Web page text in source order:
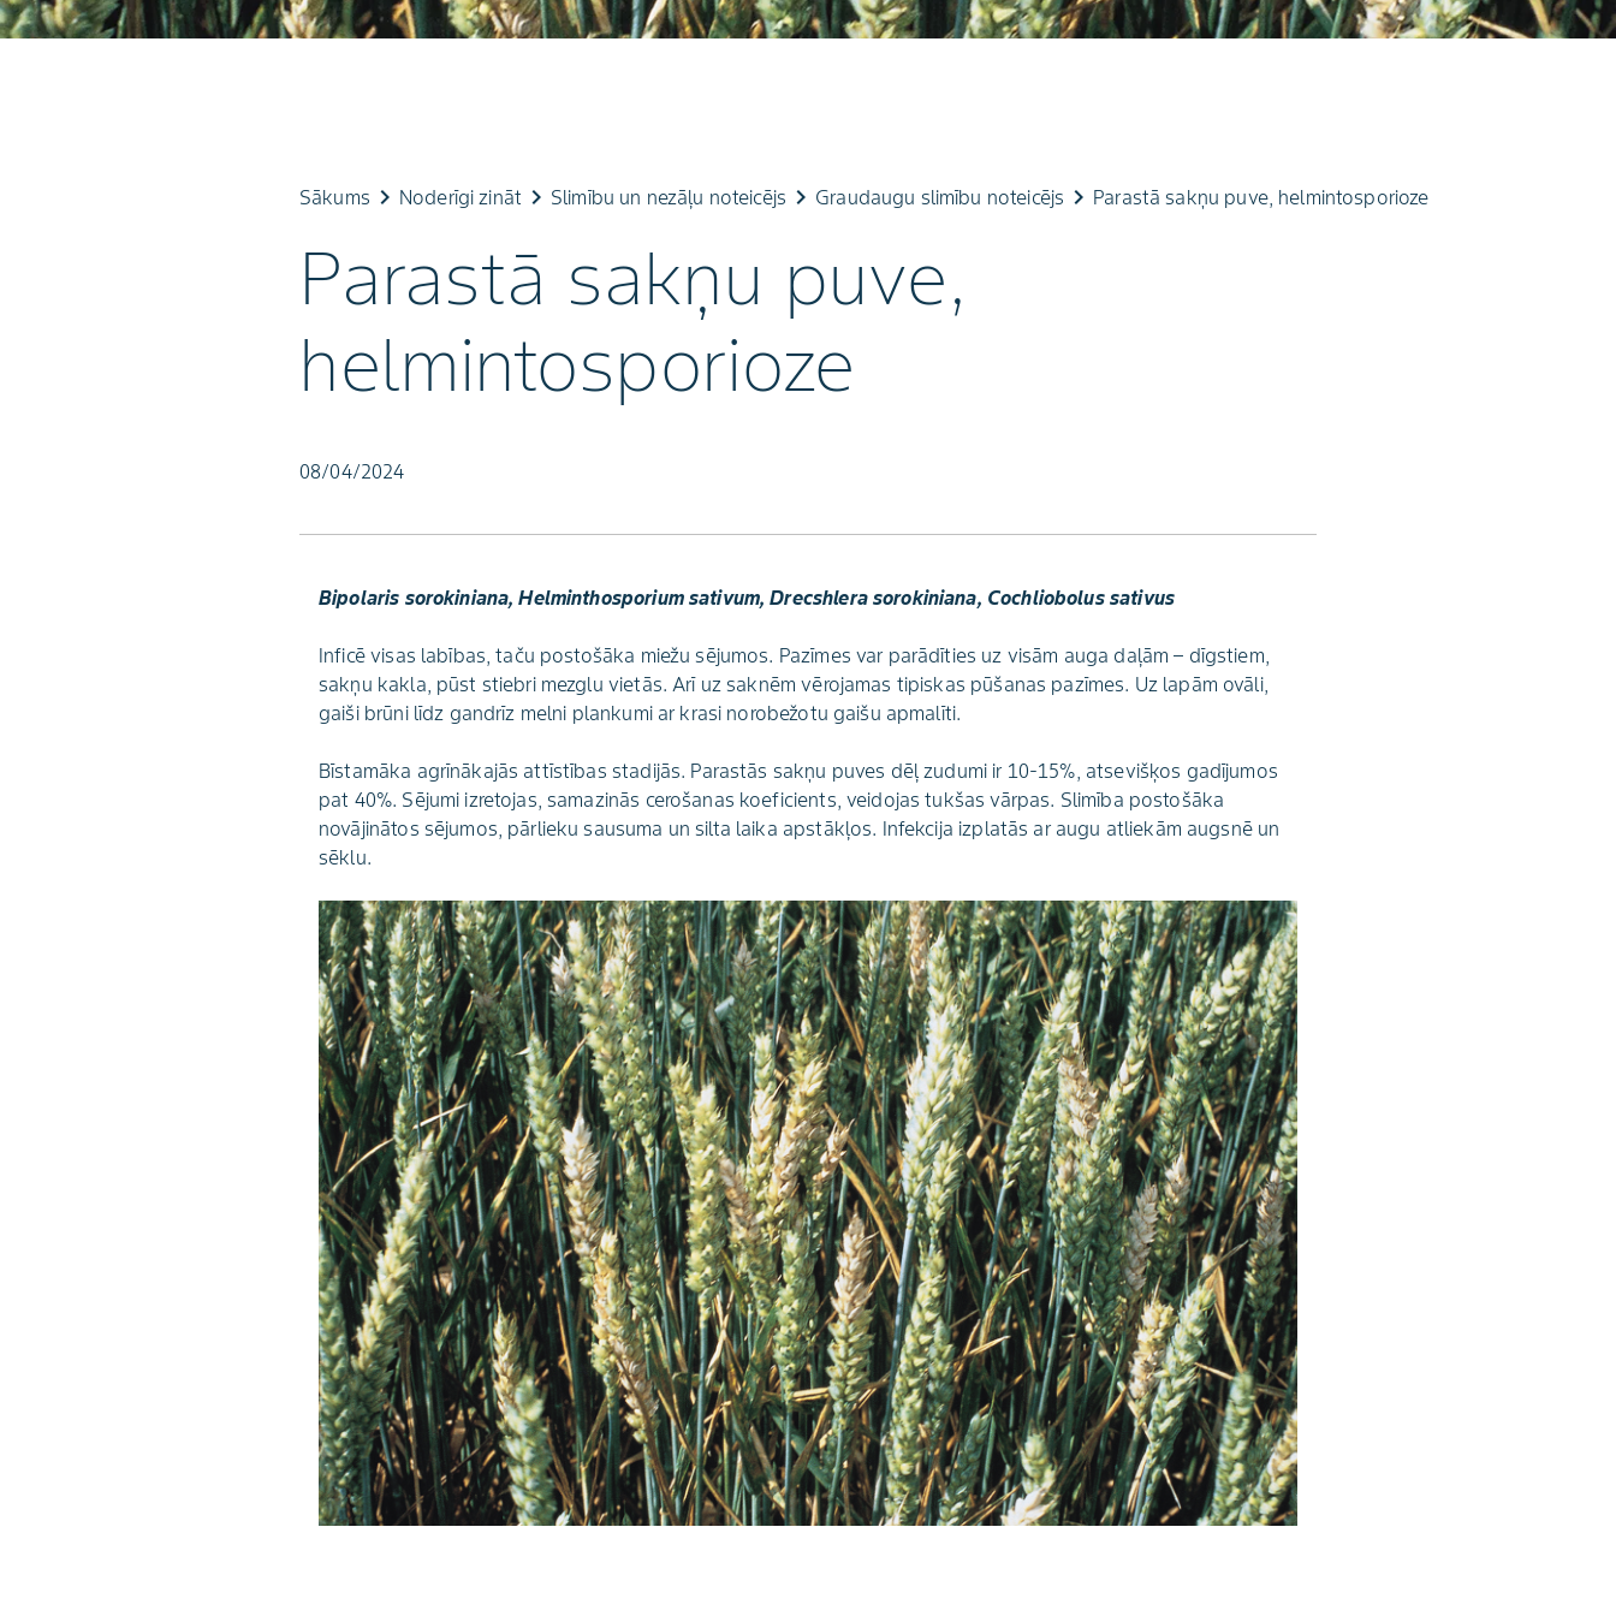
Sākums keyboard_arrow_right Noderīgi zināt keyboard_arrow_right Slimību un nezāļu noteicējs keyboard_arrow_right Graudaugu slimību noteicējs keyboard_arrow_right Parastā sakņu puve, helmintosporioze
Parastā sakņu puve,
helmintosporioze
08/04/2024
Bipolaris sorokiniana, Helminthosporium sativum, Drecshlera sorokiniana, Cochliobolus sativus
Inficē visas labības, taču postošāka miežu sējumos. Pazīmes var parādīties uz visām auga daļām – dīgstiem,
sakņu kakla, pūst stiebri mezglu vietās. Arī uz saknēm vērojamas tipiskas pūšanas pazīmes. Uz lapām ovāli,
gaiši brūni līdz gandrīz melni plankumi ar krasi norobežotu gaišu apmalīti.
Bīstamāka agrīnākajās attīstības stadijās. Parastās sakņu puves dēļ zudumi ir 10-15%, atsevišķos gadījumos
pat 40%. Sējumi izretojas, samazinās cerošanas koeficients, veidojas tukšas vārpas. Slimība postošāka
novājinātos sējumos, pārlieku sausuma un silta laika apstākļos. Infekcija izplatās ar augu atliekām augsnē un
sēklu.